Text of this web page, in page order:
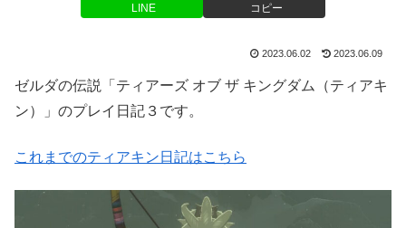
LINE コピー
2023.06.02 2023.06.09
ゼルダの伝説「ティアーズ オブ ザ キングダム（ティアキ
ン）」のプレイ日記３です。
これまでのティアキン日記はこちら